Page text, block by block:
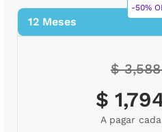
-50%
12 Meses
$
$
A pagar